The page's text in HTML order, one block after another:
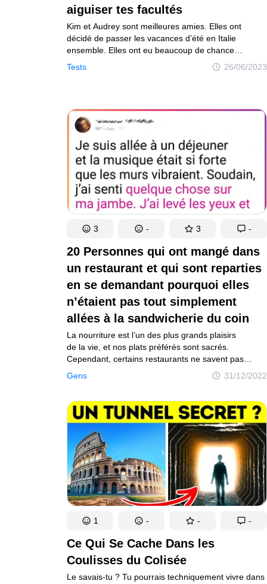
aiguiser tes facultés
Tests 26/06/2023
Kim et Audrey sont meilleures amies. Elles ont
décidé de passer les vacances d’été en Italie
ensemble. Elles ont eu beaucoup de chance
de trouver des billets d’avion pas chers. Leur vol est
à 10 h. Malheureusement, lorsque les filles arrivent
à grande vitesse à 100 € pour se rendre au bon
aéroport, ou rester là et acheter des billets pour
un autre vol à 400 €. Que doivent-elles faire ?
20 Personnes qui ont mangé dans
un restaurant et qui sont reparties
en se demandant pourquoi elles
n’étaient pas tout simplement
allées à la sandwicherie du coin
Gens 31/12/2022
La nourriture est l’un des plus grands plaisirs
de la vie, et nos plats préférés sont sacrés.
Cependant, certains restaurants ne savent pas
respecter la nourriture comme elle le mérite. Voici
quelques histoires “d’horreur” où les convives
les pieds.
3 - 3 -
Ce Qui Se Cache Dans les
Coulisses du Colisée
Le savais-tu ? Tu pourrais techniquement vivre dans
1 - - -